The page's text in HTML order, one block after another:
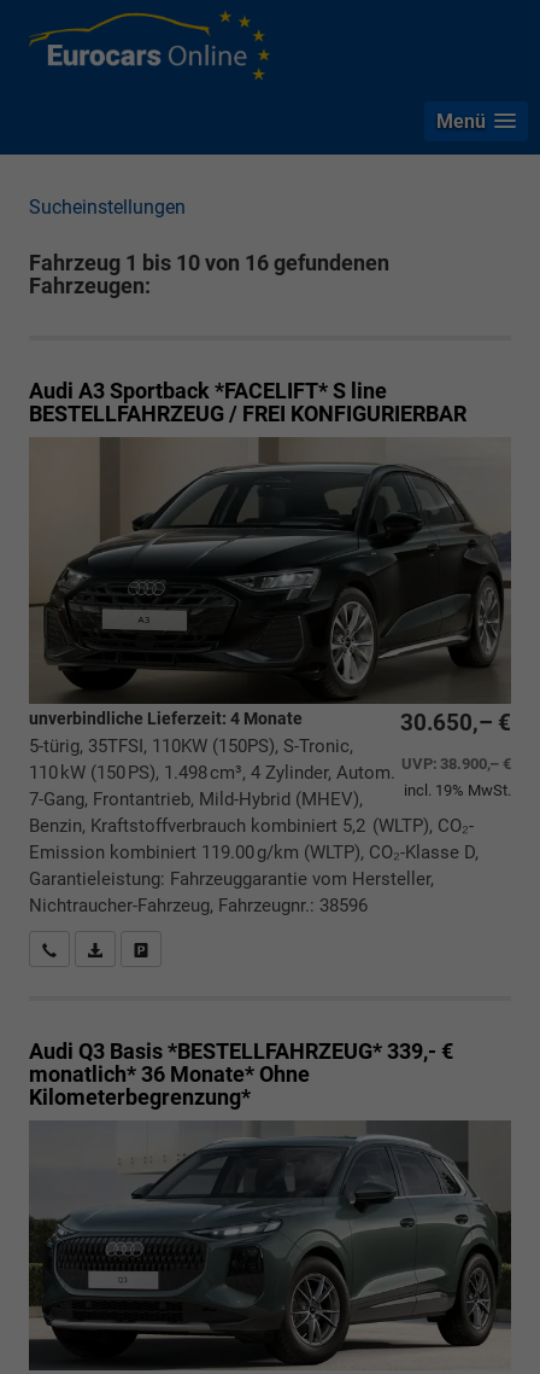
Menü
Sucheinstellungen
Fahrzeug 1 bis 10 von 16 gefundenen
Fahrzeugen:
Audi A3 Sportback *FACELIFT*S line
BESTELLFAHRZEUG / FREI KONFIGURIERBAR
30.650,– €
UVP: 38.900,– €
incl. 19% MwSt.
unverbindliche Lieferzeit: 4 Monate
5-türig, 35TFSI, 110KW (150PS), S-Tronic,
110 kW (150 PS), 1.498 cm³, 4 Zylinder, Autom.
7-Gang, Frontantrieb, Mild-Hybrid (MHEV),
Benzin, Kraftstoffverbrauch kombiniert 5,2 (WLTP), CO₂-
Emission kombiniert 119.00 g/km (WLTP), CO₂-Klasse D,
Garantieleistung: Fahrzeuggarantie vom Hersteller,
Nichtraucher-Fahrzeug, Fahrzeugnr.: 38596
Rückrufbitte absenden
PDF-Datei, Fahrzeugexposé drucken
Audi Q3 Basis *BESTELLFAHRZEUG* 339,- €
monatlich* 36 Monate* Ohne
Kilometerbegrenzung*